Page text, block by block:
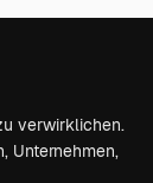
verwirklichen.
Unternehmen,